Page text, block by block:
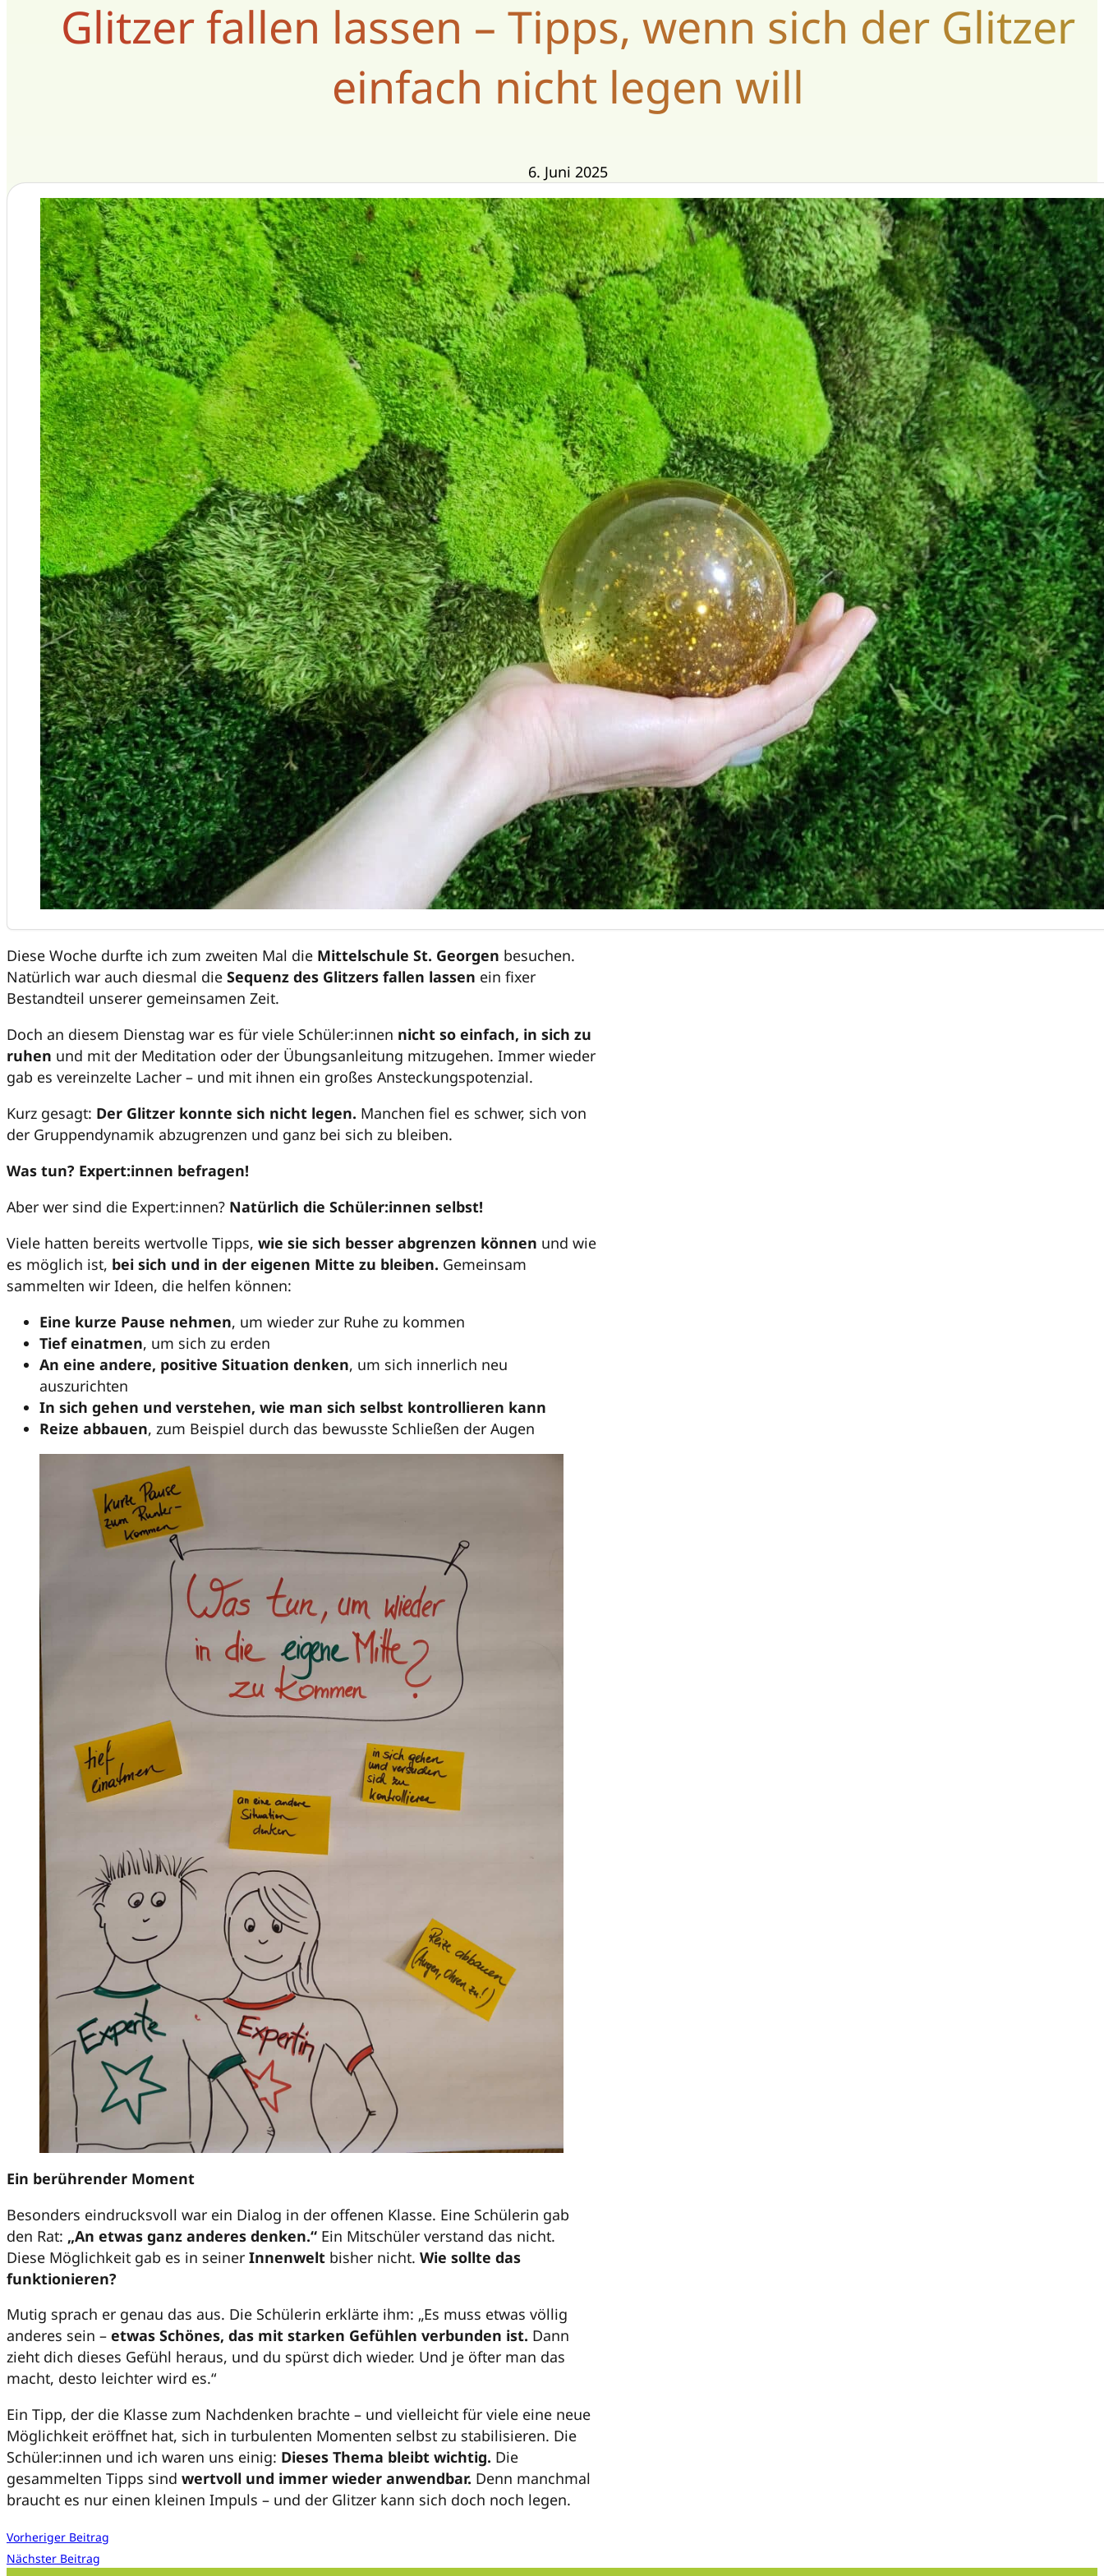
Glitzer fallen lassen – Tipps, wenn sich der Glitzer
einfach nicht legen will
6. Juni 2025
Diese Woche durfte ich zum zweiten Mal die Mittelschule St. Georgen besuchen.
Natürlich war auch diesmal die Sequenz des Glitzers fallen lassen ein fixer
Bestandteil unserer gemeinsamen Zeit.
Doch an diesem Dienstag war es für viele Schüler:innen nicht so einfach, in sich zu
ruhen und mit der Meditation oder der Übungsanleitung mitzugehen. Immer wieder
gab es vereinzelte Lacher – und mit ihnen ein großes Ansteckungspotenzial.
Kurz gesagt: Der Glitzer konnte sich nicht legen. Manchen fiel es schwer, sich von
der Gruppendynamik abzugrenzen und ganz bei sich zu bleiben.
Was tun? Expert:innen befragen!
Aber wer sind die Expert:innen? Natürlich die Schüler:innen selbst!
Viele hatten bereits wertvolle Tipps, wie sie sich besser abgrenzen können und wie
es möglich ist, bei sich und in der eigenen Mitte zu bleiben. Gemeinsam
sammelten wir Ideen, die helfen können:
Eine kurze Pause nehmen, um wieder zur Ruhe zu kommen
Tief einatmen, um sich zu erden
An eine andere, positive Situation denken, um sich innerlich neu
auszurichten
In sich gehen und verstehen, wie man sich selbst kontrollieren kann
Reize abbauen, zum Beispiel durch das bewusste Schließen der Augen
Ein berührender Moment
Besonders eindrucksvoll war ein Dialog in der offenen Klasse. Eine Schülerin gab
den Rat: „An etwas ganz anderes denken.“ Ein Mitschüler verstand das nicht.
Diese Möglichkeit gab es in seiner Innenwelt bisher nicht. Wie sollte das
funktionieren?
Mutig sprach er genau das aus. Die Schülerin erklärte ihm: „Es muss etwas völlig
anderes sein – etwas Schönes, das mit starken Gefühlen verbunden ist. Dann
zieht dich dieses Gefühl heraus, und du spürst dich wieder. Und je öfter man das
macht, desto leichter wird es.“
Ein Tipp, der die Klasse zum Nachdenken brachte – und vielleicht für viele eine neue
Möglichkeit eröffnet hat, sich in turbulenten Momenten selbst zu stabilisieren. Die
Schüler:innen und ich waren uns einig: Dieses Thema bleibt wichtig. Die
gesammelten Tipps sind wertvoll und immer wieder anwendbar. Denn manchmal
braucht es nur einen kleinen Impuls – und der Glitzer kann sich doch noch legen.
Vorheriger Beitrag
Nächster Beitrag